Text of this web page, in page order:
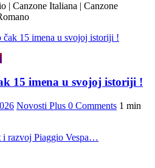
| Canzone Italiana | Canzone
15 imena u svojoj istoriji !
Novosti Plus 0 Comments 1 min